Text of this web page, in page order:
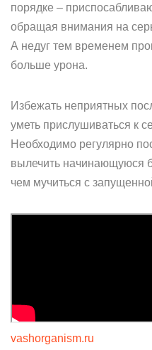
порядке –
обращая внимания на
А недуг тем временем
больше урона.
Избежать неприятных
уметь прислушиваться к
Необходимо регулярно
вылечить начинающуюся
чем мучиться с
vashorganism.ru